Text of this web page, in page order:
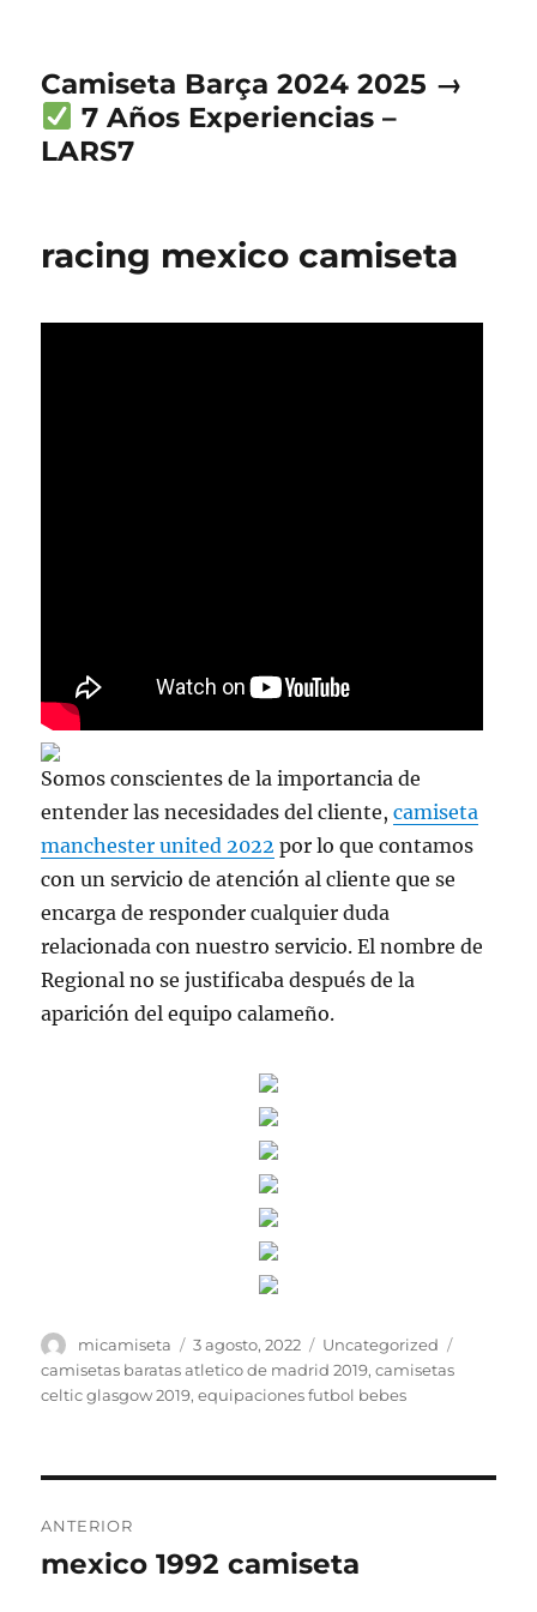
Camiseta Barça 2024 2025 →
7 Años Experiencias –
LARS7
racing mexico camiseta
Somos conscientes de la importancia de
entender las necesidades del cliente,camiseta
manchester united 2022 por lo que contamos
con un servicio de atención al cliente que se
encarga de responder cualquier duda
relacionada con nuestro servicio. El nombre de
Regional no se justificaba después de la
aparición del equipo calameño.
Autor
micamiseta
Publicado
el
3 agosto, 2022 Categorías
Uncategorized
camisetas baratas atletico de madrid 2019,camisetas
celtic glasgow 2019,equipaciones futbol bebes
de
ANTERIOR
Entrada
mexico 1992 camiseta